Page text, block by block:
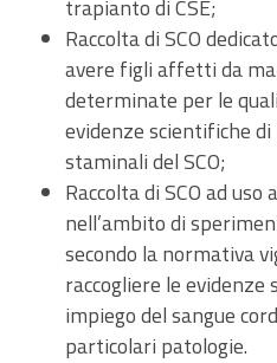
trapianto di CSE;
Raccolta di SCO
avere figli affetti da
determinate per le
evidenze scientifiche
staminali del SCO;
Raccolta di SCO ad uso
nell’ambito di
secondo la normativa
raccogliere le
impiego del sangue
particolari patologie.